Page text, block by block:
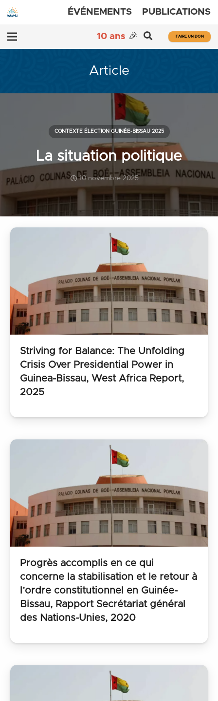
ÉVÉNEMENTS PUBLICATIONS
10 ans 🎉 FAIRE UN DON
Article
La situation politique
10 novembre 2025
CONTEXTE ÉLECTION GUINÉE-BISSAU 2025
Striving for Balance: The Unfolding
Crisis Over Presidential Power in
Guinea-Bissau, West Africa Report,
2025
Progrès accomplis en ce qui
concerne la stabilisation et le retour à
l’ordre constitutionnel en Guinée-
Bissau, Rapport Secrétariat général
des Nations-Unies, 2020